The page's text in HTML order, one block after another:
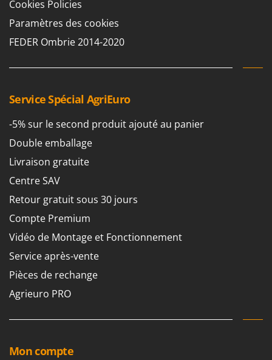
Tineco
Titania
Trev - Abrek - TecnoVIR
Trotec
Troy-Bilt
U
Udor
Unger
V
Verdemax
Vesco
Volpi
W
Waldner
Cookies Policies
Paramètres des cookies
FEDER Ombrie 2014-2020
Service Spécial AgriEuro
-5% sur le second produit ajouté au panier
Double emballage
Livraison gratuite
Centre SAV
Retour gratuit sous 30 jours
Compte Premium
Vidéo de Montage et Fonctionnement
Service après-vente
Pièces de rechange
Agrieuro PRO
Mon compte